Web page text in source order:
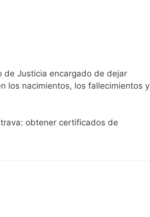
de Justicia encargado de dejar
los nacimientos, los fallecimientos
obtener certificados de